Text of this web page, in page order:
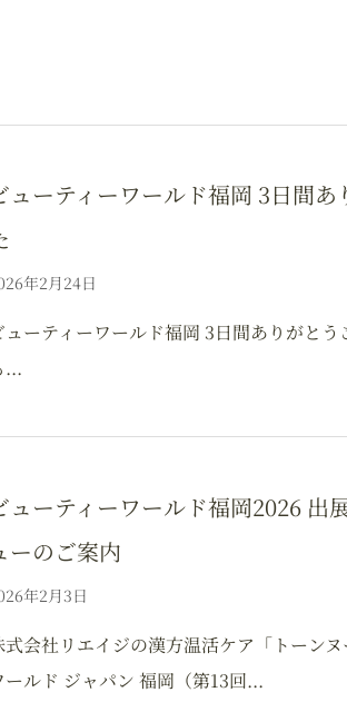
ューティーワールド福岡 3日間
年2月24日
ューティーワールド福岡 3日間ありがとう
...
ューティーワールド福岡2026 出
ーのご案内
年2月3日
式会社リエイジの漢方温活ケア「トーン
ールド ジャパン 福岡（第13回...